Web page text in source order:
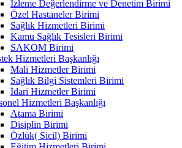
İzleme Değerlendirme ve Denetim Birimi
Özel Hastaneler Birimi
Sağlık Hizmetleri Birimi
Kamu Sağlık Tesisleri Birimi
SAKOM Birimi
Hizmetleri Başkanlığı
Mali Hizmetler Birimi
Sağlık Bilgi Sistemleri Birimi
İdari Hizmetler Birimi
Hizmetleri Başkanlığı
Atama Birimi
Disiplin Birimi
Özlük( Sicil) Birimi